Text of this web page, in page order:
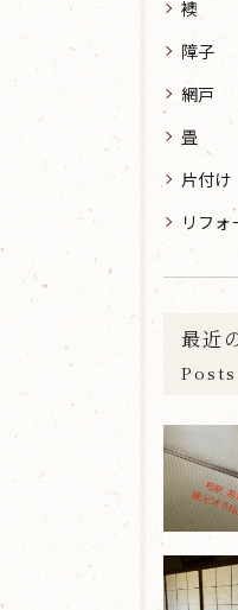
襖
障子
網戸
畳
片付け
リフォ
最近
Posts